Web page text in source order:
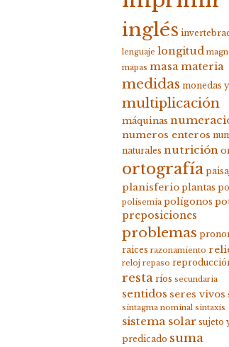
inglés
lenguaje longitud
mapas masamateria
medidas monedas
multiplicación
máquinas
numeros enteros
naturales nutrición
ortografía
planisferio plantas
polisemia polígonos
preposiciones
problemas
raices razonamiento
reloj repaso
resta ríos secundaria
sentidos seres vivos
sintagma nominal sintaxis
sistema solar sujeto
predicado suma